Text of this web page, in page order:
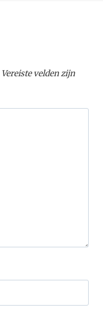
Vereiste velden zijn